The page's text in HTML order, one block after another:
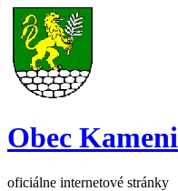
Skočiť na hlavný obsah
Obec
oficiálne internetové stránky